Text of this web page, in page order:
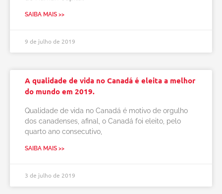
SAIBA MAIS >>
9 de julho de 2019
A qualidade de vida no Canadá é eleita a melhor
do mundo em 2019.
Qualidade de vida no Canadá é motivo de orgulho
dos canadenses, afinal, o Canadá foi eleito, pelo
quarto ano consecutivo,
SAIBA MAIS >>
3 de julho de 2019